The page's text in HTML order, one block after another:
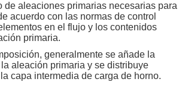
de aleaciones primarias necesarias para
acuerdo con las normas de control
en el flujo y los contenidos
primaria.
generalmente se añade la
aleación primaria y se distribuye
capa intermedia de carga de horno.